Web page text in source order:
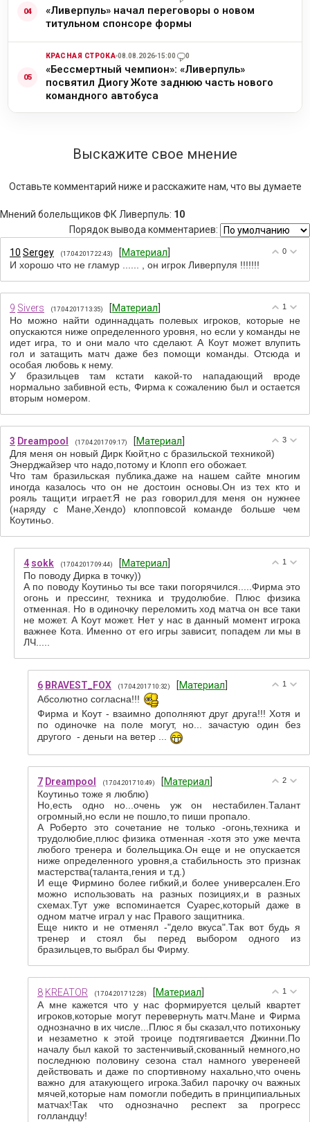
«Ливерпуль» начал переговоры о новом
титульном спонсоре формы
КРАСНАЯ СТРОКА 08.08.2026 15:00 0
«Бессмертный чемпион»: «Ливерпуль»
посвятил Диогу Жоте заднюю часть нового
командного автобуса
Выскажите свое мнение
Оставьте комментарий ниже и расскажите нам, что вы думаете
Мнений болельщиков ФК Ливерпуль: 10
Порядок вывода комментариев:
0
10 Sergey (17.04.2017 22:43) [Материал
И хорошо что не гламур ...... , он игрок Ливерпуля !!!!!!!
1
9 Sivers (17.04.2017 13:35) [Материал
Но можно найти одиннадцать полевых игроков, которые не
опускаются ниже определенного уровня, но если у команды не
идет игра, то и они мало что сделают. А Коут может влупить
гол и затащить матч даже без помощи команды. Отсюда и
особая любовь к нему.
У бразильцев там кстати какой-то нападающий вроде
нормально забивной есть, Фирма к сожалению был и остается
вторым номером.
3
3 Dreampool (17.04.2017 09:17) [Материал
Для меня он новый Дирк Кюйт,но с бразильской техникой)
Энерджайзер что надо,потому и Клопп его обожает.
Что там бразильская публика,даже на нашем сайте многим
иногда казалось что он не достоин основы.Он из тех кто и
рояль тащит,и играет.Я не раз говорил.для меня он нужнее
(наряду с Мане,Хендо) клопповсой команде больше чем
Коутиньо.
1
4 sokk (17.04.2017 09:44) [Материал
По поводу Дирка в точку))
А по поводу Коутиньо ты все таки погорячился.....Фирма это
огонь и прессинг, техника и трудолюбие. Плюс физика
отменная. Но в одиночку переломить ход матча он все таки
не может. А Коут может. Нет у нас в данный момент игрока
важнее Кота. Именно от его игры зависит, попадем ли мы в
ЛЧ.....
1
6 BRAVEST_FOX (17.04.2017 10:32) [Материал
Абсолютно согласна!!!
Фирма и Коут - взаимно дополняют друг друга!!! Хотя и
по одиночке на поле могут, но... зачастую один без
другого - деньги на ветер ...
2
7 Dreampool (17.04.2017 10:49) [Материал
Коутиньо тоже я люблю)
Но,есть одно но...очень уж он нестабилен.Талант
огромный,но если не пошло,то пиши пропало.
А Роберто это сочетание не только -огонь,техника и
трудолюбие,плюс физика отменная -хотя это уже мечта
любого тренера и болельщика.Он еще и не опускается
ниже определенного уровня,а стабильность это признак
мастерства(таланта,гения и т.д.)
И еще Фирмино более гибкий,и более универсален.Его
можно использовать на разных позициях,и в разных
схемах.Тут уже вспоминается Суарес,который даже в
одном матче играл у нас Правого защитника.
Еще никто и не отменял -"дело вкуса".Так вот будь я
тренер и стоял бы перед выбором одного из
бразильцев,то выбрал бы Фирму.
1
8 KREATOR (17.04.2017 12:28) [Материал
А мне кажется что у нас формируется целый квартет
игроков,которые могут перевернуть матч.Мане и Фирма
однозначно в их числе...Плюс я бы сказал,что потихоньку
и незаметно к этой троице подтягивается Джинни.По
началу был какой то застенчивый,скованный немного,но
последнюю половину сезона стал намного уверенеей
действовать и даже по спортивному нахально,что очень
важно для атакующего игрока.Забил парочку оч важных
мячей,которые нам помогли победить в принципиальных
матчах!Так что однозначно респект за прогресс
голландцу!